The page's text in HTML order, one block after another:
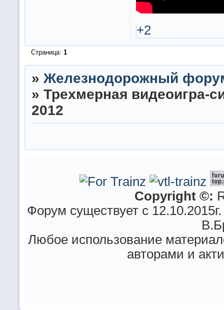
+2
Страница: 1
» Железнодорожный
» Трехмерная видеоигра-
2012
Copyright ©:
Форум существует с
Любое использование
авторами и